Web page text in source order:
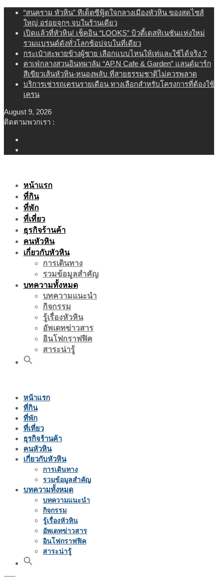
Skip
content
“สนคราม หัวหิน” ทีเด็ดซีฟู้ดใจกลางเมืองหัวหิน ของสดไซส์
ใหญ่ อร่อยจุกๆ จบในร้านเดียว
เปิดแล้วที่หัวหิน! เช็คอิน “LOOKS” บิวตี้เดสทิเนชันแห่งใหม่
รวมแบรนด์ดังทั่วโลกช้อปจบในที่เดียว
กระเป๋าสะพายข้างผู้ชาย เลือกแบบไหนให้เท่และใช้ได้จริง ?
คาเฟ่กลางสวนอินทผาลัม “AP.N Cafe & Garden” แลนด์มาร์ก
สีเขียวเส้นหัวหิน-หนองพลับ ที่สายธรรมชาติไม่ควรพลาด
บริการเช่ารถเครนรายเดือน ทางเลือกสำหรับโครงการที่ต้องใช้
เครน
August 9, 2026
ติดตามพวกเรา :
หน้าแรก
ที่กิน
ที่พัก
ที่เที่ยว
ธุรกิจร้านค้า
คนหัวหิน
เกี่ยวกับหัวหิน
การเดินทาง
รวมข้อมูลสำคัญ
บทความทั้งหมด
บทความแนะนำ
กิจกรรม
รู้เรื่องหัวหิน
อัพเดทข่าวสาร
อินโฟกราฟฟิค
สาระน่ารู้
หน้าแรก
ที่กิน
ที่พัก
ที่เที่ยว
ธุรกิจร้านค้า
คนหัวหิน
เกี่ยวกับหัวหิน
การเดินทาง
รวมข้อมูลสำคัญ
บทความทั้งหมด
บทความแนะนำ
กิจกรรม
รู้เรื่องหัวหิน
อัพเดทข่าวสาร
อินโฟกราฟฟิค
สาระน่ารู้